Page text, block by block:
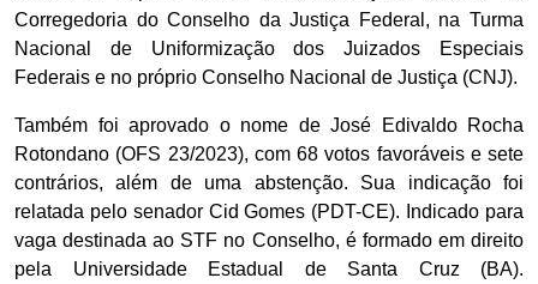
Corregedoria do Conselho da Justiça Federal, na Turma
Nacional de Uniformização dos Juizados Especiais
Federais e no próprio Conselho Nacional de Justiça (CNJ).
Também foi aprovado o nome de José Edivaldo Rocha
Rotondano (OFS 23/2023), com 68 votos favoráveis e sete
contrários, além de uma abstenção. Sua indicação foi
relatada pelo senador Cid Gomes (PDT-CE). Indicado para
vaga destinada ao STF no Conselho, é formado em direito
pela Universidade Estadual de Santa Cruz (BA).